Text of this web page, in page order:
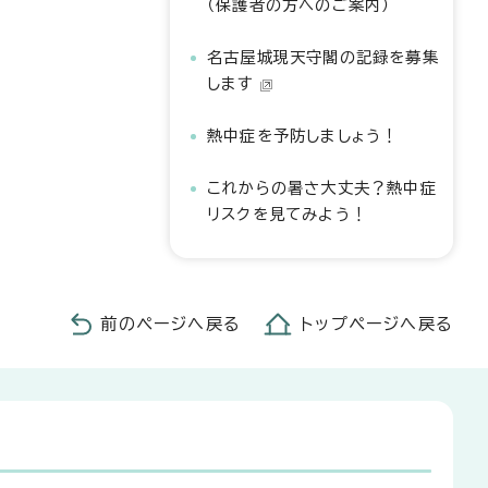
（保護者の方へのご案内）
名古屋城現天守閣の記録を募集
します
熱中症を予防しましょう！
これからの暑さ大丈夫？熱中症
リスクを見てみよう！
前のページへ戻る トップページへ戻る